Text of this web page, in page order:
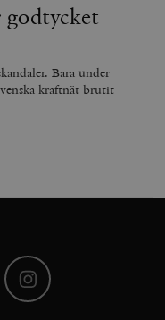
Bara under
kraftnät brutit
inte användas
Automattic